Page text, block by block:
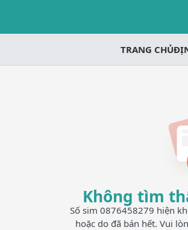
TRANG CHỦ
Không tìm
Số sim 0876458279 hiện
hoặc do đã bán hết. Vui